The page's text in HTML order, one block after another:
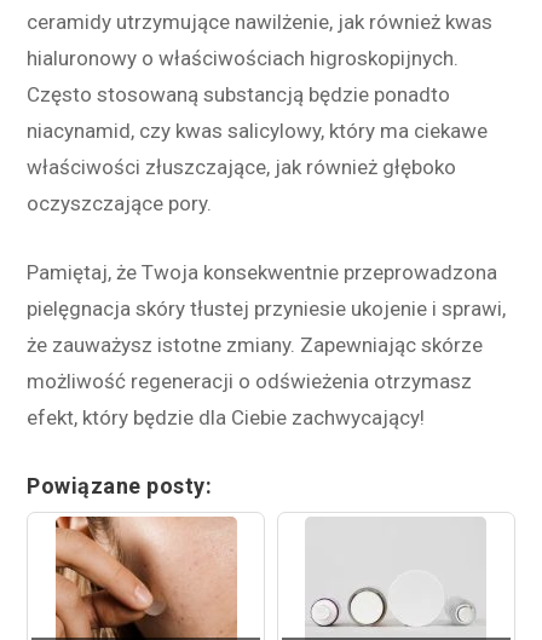
ceramidy utrzymujące nawilżenie, jak również kwas
hialuronowy o właściwościach higroskopijnych.
Często stosowaną substancją będzie ponadto
niacynamid, czy kwas salicylowy, który ma ciekawe
właściwości złuszczające, jak również głęboko
oczyszczające pory.
Pamiętaj, że Twoja konsekwentnie przeprowadzona
pielęgnacja skóry tłustej przyniesie ukojenie i sprawi,
że zauważysz istotne zmiany. Zapewniając skórze
możliwość regeneracji o odświeżenia otrzymasz
efekt, który będzie dla Ciebie zachwycający!
Powiązane posty: